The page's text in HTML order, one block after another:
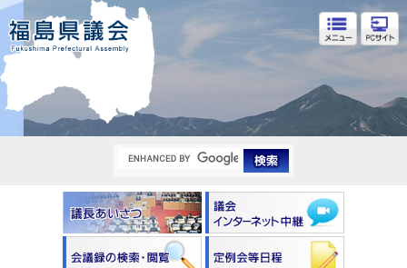
福島県議会